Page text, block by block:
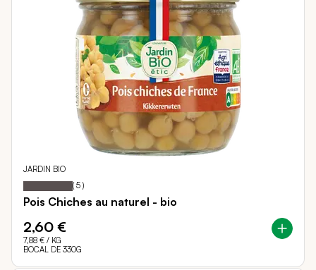
JARDIN BIO
Notation: 100
% of
( 5 )
Pois Chiches au naturel - bio
2,60 €
7,88 € / KG
BOCAL DE 330G